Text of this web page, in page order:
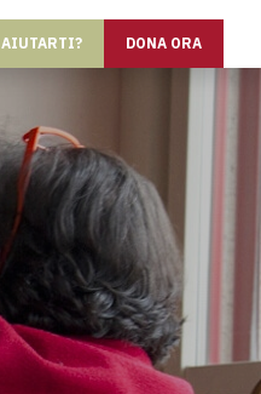
AIUTARTI? DONA ORA